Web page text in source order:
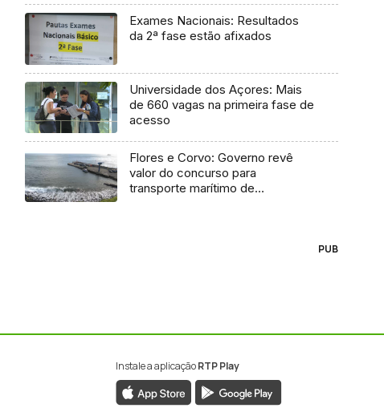
Exames Nacionais: Resultados
da 2ª fase estão afixados
Universidade dos Açores: Mais
de 660 vagas na primeira fase de
acesso
Flores e Corvo: Governo revê
valor do concurso para
transporte marítimo de
PUB
Instale a aplicaçãoRTP Play